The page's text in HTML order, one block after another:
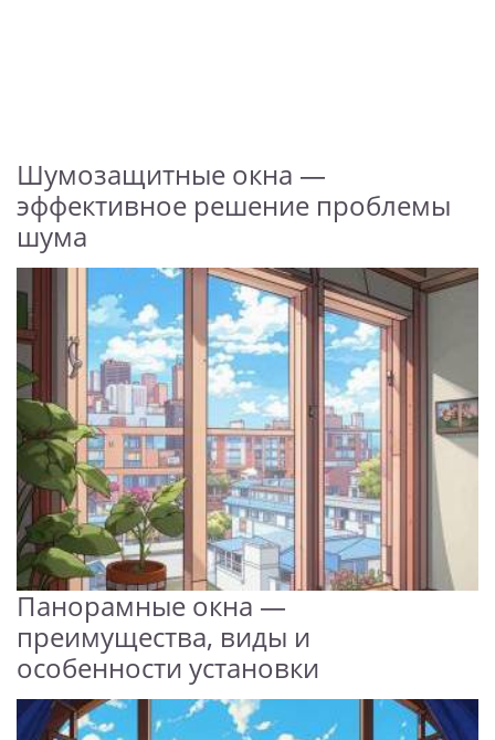
Шумозащитные окна —
эффективное решение проблемы
шума
Панорамные окна —
преимущества, виды и
особенности установки